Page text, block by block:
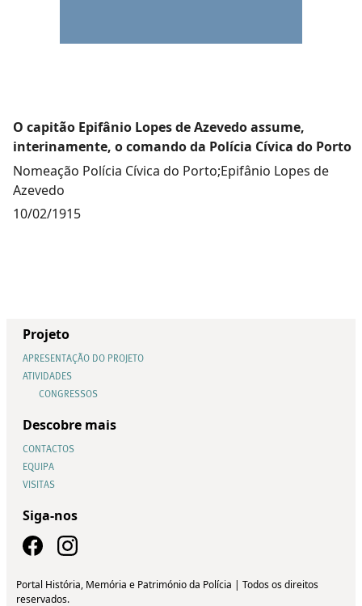
O capitão Epifânio Lopes de Azevedo assume,
interinamente, o comando da Polícia Cívica do Porto
Nomeação Polícia Cívica do Porto;Epifânio Lopes de
Azevedo
10/02/1915
Projeto
APRESENTAÇÃO DO PROJETO
ATIVIDADES
CONGRESSOS
Descobre mais
CONTACTOS
EQUIPA
VISITAS
Siga-nos
Portal História, Memória e Património da Polícia | Todos os direitos
reservados.